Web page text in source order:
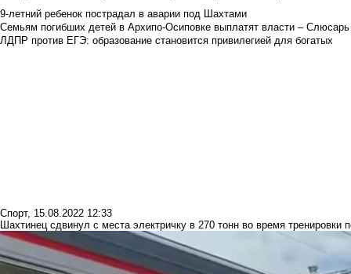
9-летний ребенок пострадал в аварии под Шахтами
Семьям погибших детей в Архипо-Осиповке выплатят власти – Слюсарь
ЛДПР против ЕГЭ: образование становится привилегией для богатых
Спорт, 15.08.2022 12:33
Шахтинец сдвинул с места электричку в 270 тонн во время тренировки